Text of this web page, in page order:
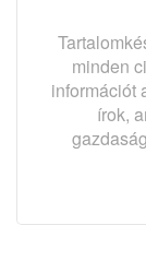
minden
információt
írok,